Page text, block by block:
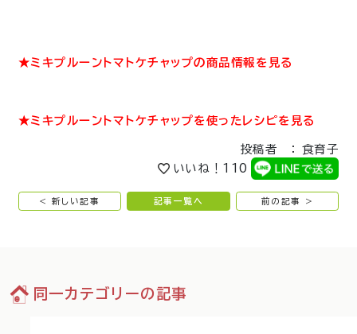
★ミキプルーントマトケチャップの商品情報を見る
★ミキプルーントマトケチャップを使ったレシピを見る
投稿者 ： 食育子
いいね！ 110
< 新しい記事 記事一覧へ 前の記事 >
同一カテゴリーの記事